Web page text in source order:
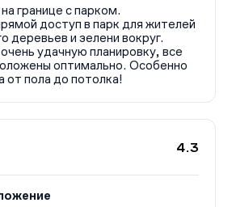
границе с парком.
доступ в парк для жителей
деревьев и зелени вокруг.
удачную планировку, все
оптимально. Особенно
от пола до потолка!
4.3